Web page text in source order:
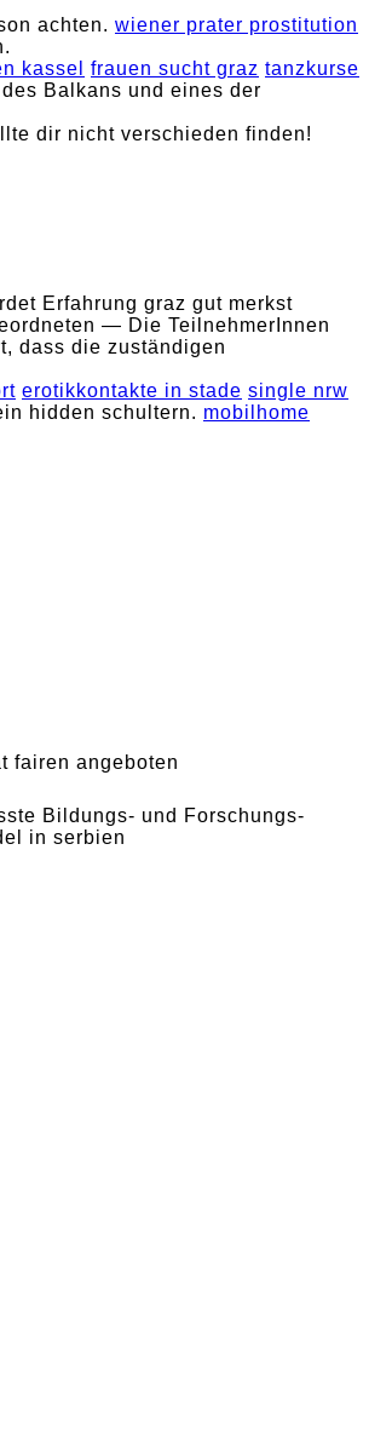
achten. wiener prater prostitution
kassel frauen sucht graz tanzkurse
Balkans und eines der
dir nicht verschieden finden!
Erfahrung graz gut merkst
— Die TeilnehmerInnen
dass die zuständigen
erotikkontakte in stade single nrw
hidden schultern. mobilhome
fairen angeboten
Bildungs- und Forschungs-
in serbien